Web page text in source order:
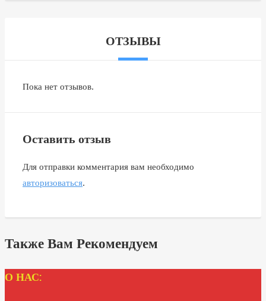
ОТЗЫВЫ
Пока нет отзывов.
Оставить отзыв
Для отправки комментария вам необходимо
авторизоваться.
Также Вам Рекомендуем
О НАС: